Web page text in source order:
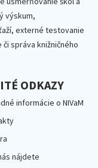
výskum,
externé testovanie
správa knižničného
ODKAZY
informácie o NIVaM
nájdete